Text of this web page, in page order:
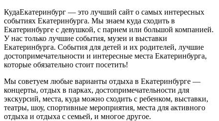
КудаЕкатеринбург — это лучший сайт о самых интересных
событиях Екатеринбурга. Мы знаем куда сходить в
Екатеринбурге с девушкой, с парнем или большой компанией.
У нас только лучшие события, музеи и выставки
Екатеринбурга. События для детей и их родителей, лучшие
достопримечательности и интересные места Екатеринбурга,
которые обязательно стоит посетить!
Мы советуем любые варианты отдыха в Екатеринбурге —
концерты, отдых в парках, достопримечательности для
экскурсий, места, куда можно сходить с ребенком, выставки,
театры, шоу, спортивные мероприятия, места для активного
отдыха и отдыха с семьей, и многое другое.